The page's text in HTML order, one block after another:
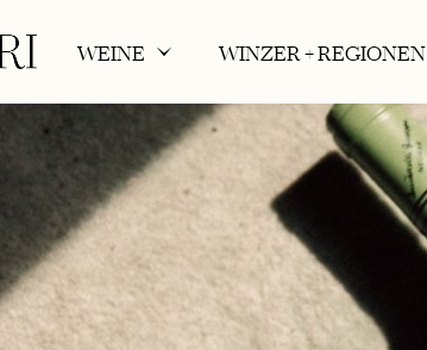
WEINE WINZER + REGIONEN